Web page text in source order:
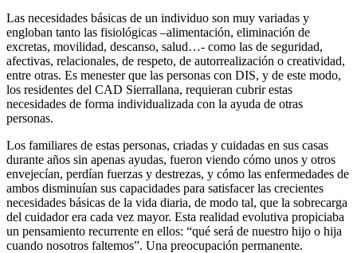
Las necesidades básicas de un individuo son muy variadas y
engloban tanto las fisiológicas –alimentación, eliminación de
excretas, movilidad, descanso, salud…- como las de seguridad,
afectivas, relacionales, de respeto, de autorrealización o creatividad,
entre otras. Es menester que las personas con DIS, y de este modo,
los residentes del CAD Sierrallana, requieran cubrir estas
necesidades de forma individualizada con la ayuda de otras
personas.
Los familiares de estas personas, criadas y cuidadas en sus casas
durante años sin apenas ayudas, fueron viendo cómo unos y otros
envejecían, perdían fuerzas y destrezas, y cómo las enfermedades de
ambos disminuían sus capacidades para satisfacer las crecientes
necesidades básicas de la vida diaria, de modo tal, que la sobrecarga
del cuidador era cada vez mayor. Esta realidad evolutiva propiciaba
un pensamiento recurrente en ellos: “qué será de nuestro hijo o hija
cuando nosotros faltemos”. Una preocupación permanente.